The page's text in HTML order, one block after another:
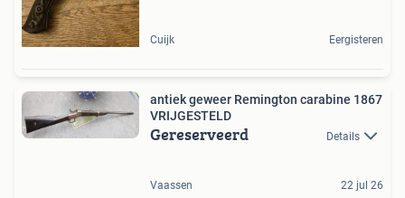
Cuijk Eergisteren
antiek geweer Remington carabine 1867
VRIJGESTELD
Gereserveerd Details
Vaassen 22 jul 26